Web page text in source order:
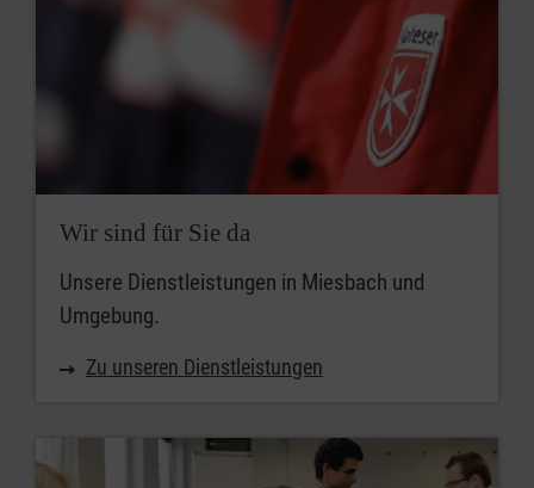
Wann soll der Kurs beginnen?
Zum angegebenen Zeitpunkt
Ort
Wir sind für Sie da
Unsere Dienstleistungen in Miesbach und
Umgebung.
Zu unseren Dienstleistungen